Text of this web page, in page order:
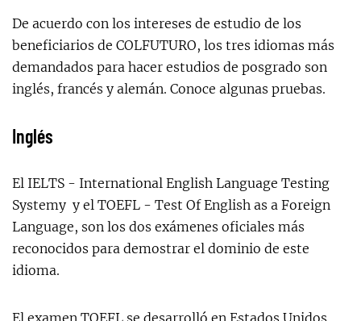
De acuerdo con los intereses de estudio de los
beneficiarios de COLFUTURO, los tres idiomas más
demandados para hacer estudios de posgrado son
inglés, francés y alemán. Conoce algunas pruebas.
Inglés
El IELTS - International English Language Testing
Systemy y el TOEFL - Test Of English as a Foreign
Language, son los dos exámenes oficiales más
reconocidos para demostrar el dominio de este
idioma.
El examen TOEFL se desarrolló en Estados Unidos